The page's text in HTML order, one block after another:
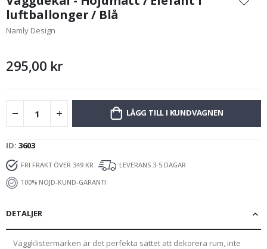
början
av
bildgalleriet
luftballonger / Blå
Namly Design
295,00 kr
LÄGG TILL I KUNDVAGNEN
ID 3603
FRI FRAKT ÖVER 349 KR
LEVERANS 3-5 DAGAR
100% NÖJD-KUND-GARANTI
DETALJER
Väggklistermärken är det perfekta sättet att dekorera rum, inte